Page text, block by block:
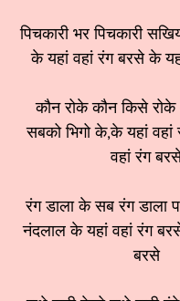
पिचकारी भर पिचकारी
के यहां वहां रंग बरसे के
कौन रोके कौन किसे
सबको भिगो के,के यहां
वहां रंग
रंग डाला के सब रंग डाला
नंदलाल के यहां वहां रंग
बरसे